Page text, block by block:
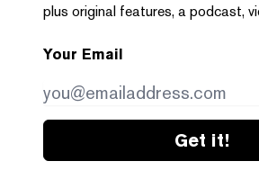
plus original features, a podcast,
Your Email
Get it!